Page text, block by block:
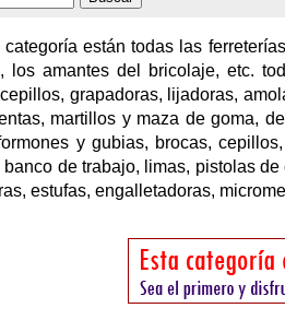
categoría están todas las
los amantes del bricolaje, etc.
grapadoras, lijadoras,
martillos y maza de goma,
y gubias, brocas,
banco de trabajo, limas, pistolas
estufas, engalletadoras,